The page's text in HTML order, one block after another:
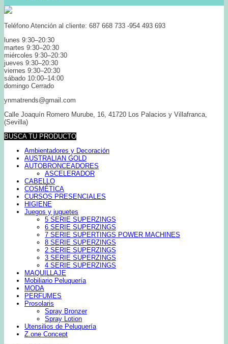
Teléfono Atención al cliente: 687 668 733 -954 493 693
lunes 9:30–20:30
martes 9:30–20:30
miércoles 9:30–20:30
jueves 9:30–20:30
viernes 9:30–20:30
sábado 10:00–14:00
domingo Cerrado
ynmatrends@gmail.com
Calle Joaquín Romero Murube, 16, 41720 Los Palacios y Villafranca,
(Sevilla)
BUSCA TU PRODUCTO
Ambientadores y Decoración
AUSTRALIAN GOLD
AUTOBRONCEADORES
ASCELERADOR
CABELLO
COSMÉTICA
CURSOS PRESENCIALES
HIGIENE
Juegos y juguetes
5 SERIE SUPERZINGS
6 SERIE SUPERZINGS
7 SERIE SUPERTINGS POWER MACHINES
8 SERIE SUPERZINGS
2 SERIE SUPERZINGS
3 SERIE SUPERZINGS
4 SERIE SUPERZINGS
MAQUILLAJE
Mobiliario Peluquería
MODA
PERFUMES
Prosolaris
Spray Bronzer
Spray Lotion
Utensilios de Peluquería
Z.one Concept